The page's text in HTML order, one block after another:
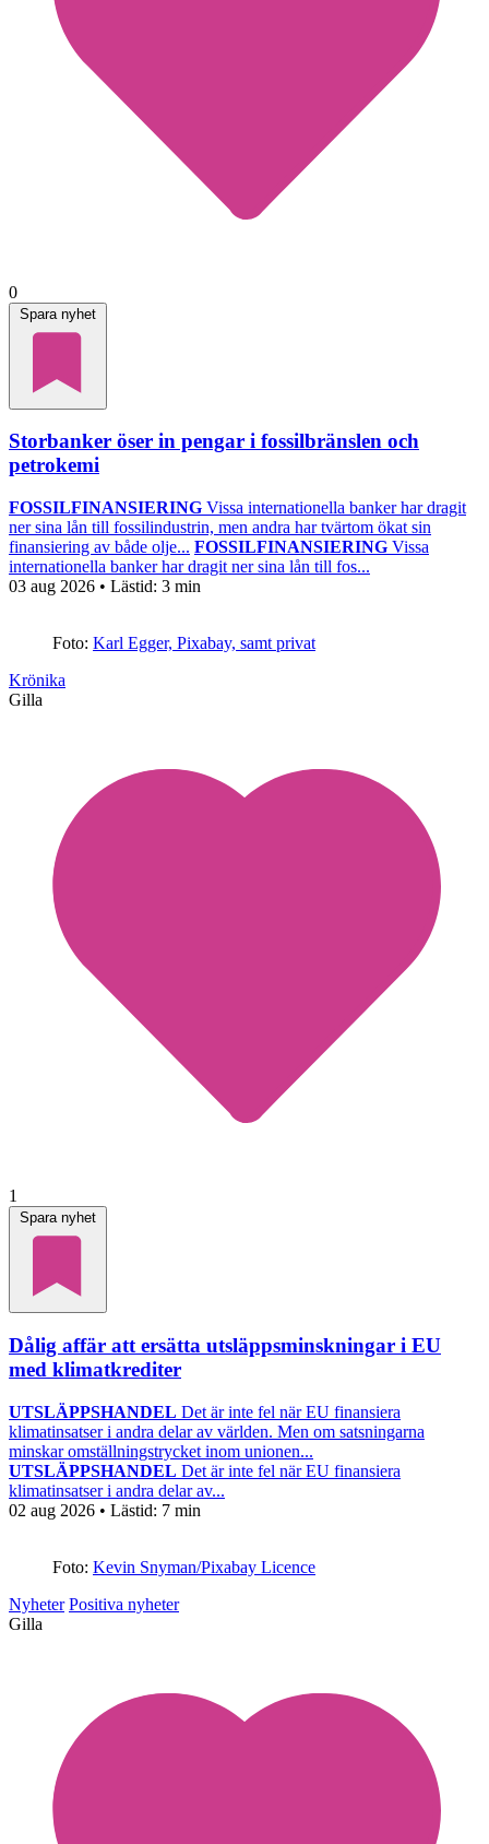
0
Spara nyhet
Storbanker öser in pengar i fossilbränslen och
petrokemi
FOSSILFINANSIERING Vissa internationella banker har dragit
ner sina lån till fossilindustrin, men andra har tvärtom ökat sin
finansiering av både olje... FOSSILFINANSIERING Vissa
internationella banker har dragit ner sina lån till fos...
03 aug 2026 • Lästid: 3 min
Foto: Karl Egger, Pixabay, samt privat
Krönika
Gilla
1
Spara nyhet
Dålig affär att ersätta utsläppsminskningar i EU
med klimatkrediter
UTSLÄPPSHANDEL Det är inte fel när EU finansiera
klimatinsatser i andra delar av världen. Men om satsningarna
minskar omställningstrycket inom unionen...
UTSLÄPPSHANDEL Det är inte fel när EU finansiera
klimatinsatser i andra delar av...
02 aug 2026 • Lästid: 7 min
Foto: Kevin Snyman/Pixabay Licence
Nyheter Positiva nyheter
Gilla